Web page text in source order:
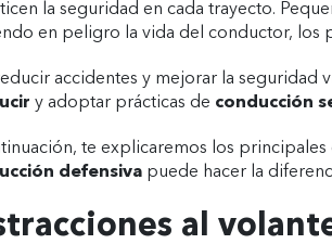
la seguridad en cada trayecto.
en peligro la vida del conductor, los
accidentes y mejorar la seguridad
y adoptar prácticas de conducción
te explicaremos los
defensiva puede hacer la
al